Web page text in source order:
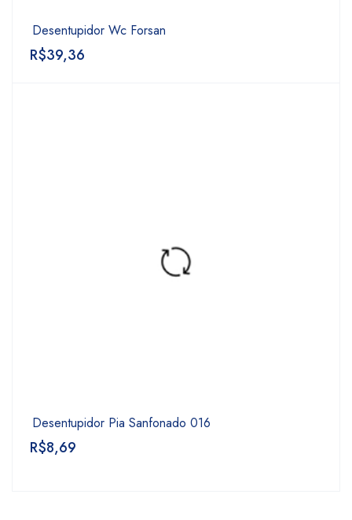
Desentupidor Wc Forsan
R$39,36
Desentupidor Pia Sanfonado 016
R$8,69